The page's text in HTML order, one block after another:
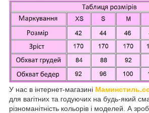
У нас в інтернет-магазині
для вагітних та годуючих на будь-який
різноманітність кольорів і моделей. А